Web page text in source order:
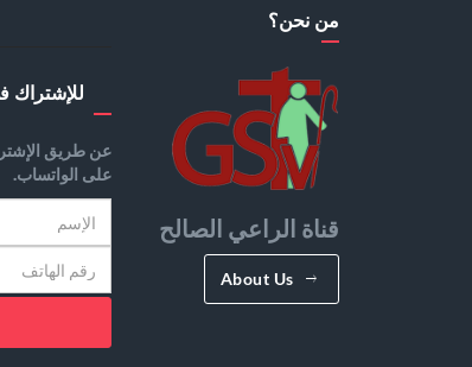
من نحن؟
قناة الراعي الصالح
About Us
للإشتراك
عن طريق
على الواتساب.